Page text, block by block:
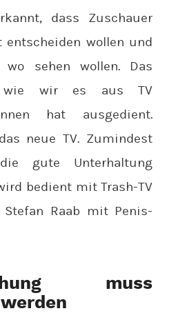
dass Zuschauer
entscheiden wollen und
sehen wollen. Das
wie wir es aus TV
hat ausgedient.
neue TV. Zumindest
gute Unterhaltung
bedient mit Trash-TV
Raab mit Penis-
muss